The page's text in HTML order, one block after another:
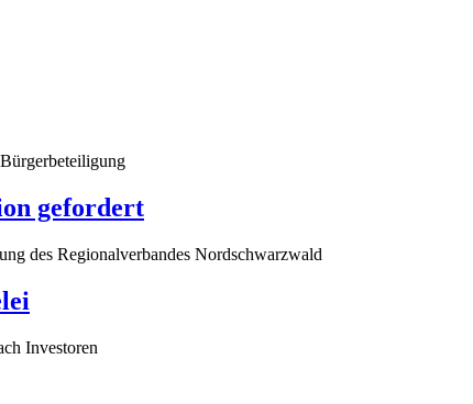
gefordert
des Regionalverbandes Nordschwarzwald
Investoren